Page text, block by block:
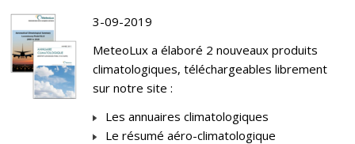
3-09-2019
MeteoLux a élaboré 2 nouveaux produits
climatologiques, téléchargeables librement
sur notre site :
Les annuaires climatologiques
Le résumé aéro-climatologique